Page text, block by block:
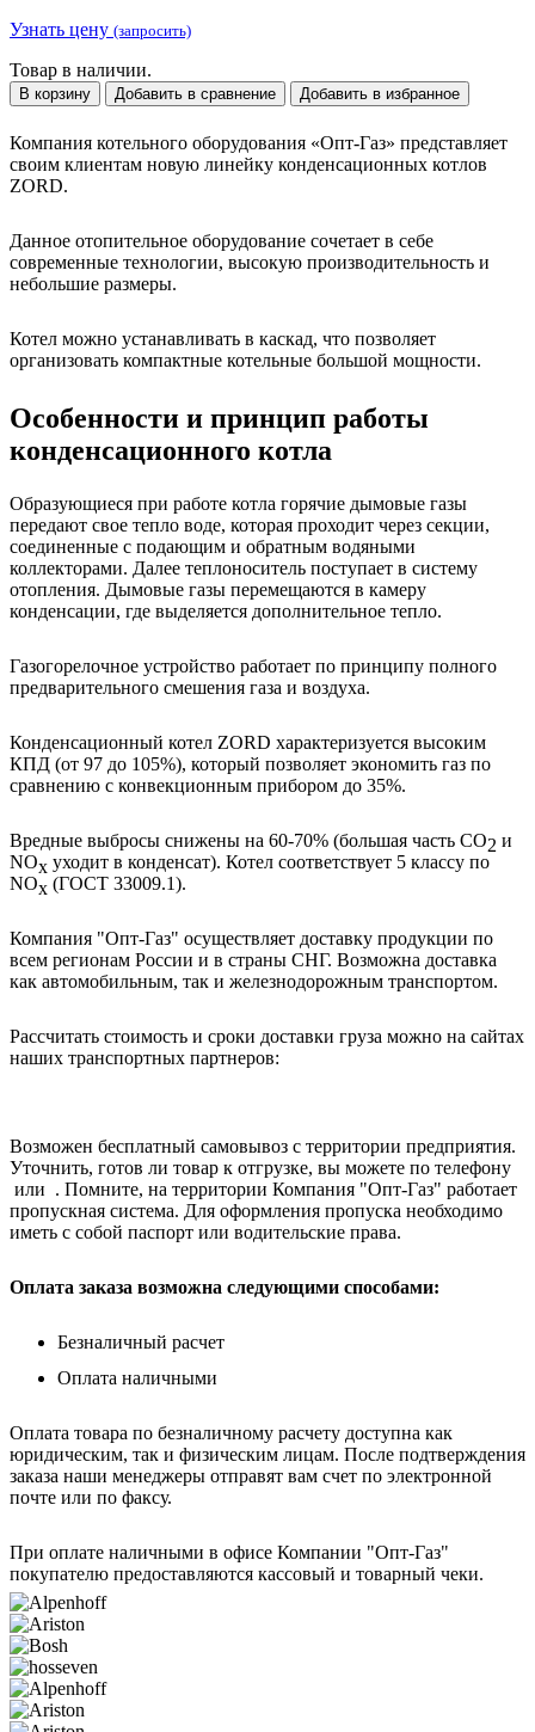
Узнать цену (запросить)
Товар в наличии.
В корзину Добавить в сравнение Добавить в избранное
Компания котельного оборудования «Опт-Газ» представляет
своим клиентам новую линейку конденсационных котлов
ZORD.
Данное отопительное оборудование сочетает в себе
современные технологии, высокую производительность и
небольшие размеры.
Котел можно устанавливать в каскад, что позволяет
организовать компактные котельные большой мощности.
Особенности и принцип работы
конденсационного котла
Образующиеся при работе котла горячие дымовые газы
передают свое тепло воде, которая проходит через секции,
соединенные с подающим и обратным водяными
коллекторами. Далее теплоноситель поступает в систему
отопления. Дымовые газы перемещаются в камеру
конденсации, где выделяется дополнительное тепло.
Газогорелочное устройство работает по принципу полного
предварительного смешения газа и воздуха.
Конденсационный котел ZORD характеризуется высоким
КПД (от 97 до 105%), который позволяет экономить газ по
сравнению с конвекционным прибором до 35%.
Вредные выбросы снижены на 60-70% (большая часть CO2 и
NOx уходит в конденсат). Котел соответствует 5 классу по
NOx (ГОСТ 33009.1).
Компания "Опт-Газ" осуществляет доставку продукции по
всем регионам России и в страны СНГ. Возможна доставка
как автомобильным, так и железнодорожным транспортом.
Рассчитать стоимость и сроки доставки груза можно на сайтах
наших транспортных партнеров:
Возможен бесплатный самовывоз с территории предприятия.
Уточнить, готов ли товар к отгрузке, вы можете по телефону
или . Помните, на территории Компания "Опт-Газ" работает
пропускная система. Для оформления пропуска необходимо
иметь с собой паспорт или водительские права.
Оплата заказа возможна следующими способами:
Безналичный расчет
Оплата наличными
Оплата товара по безналичному расчету доступна как
юридическим, так и физическим лицам. После подтверждения
заказа наши менеджеры отправят вам счет по электронной
почте или по факсу.
При оплате наличными в офисе Компании "Опт-Газ"
покупателю предоставляются кассовый и товарный чеки.